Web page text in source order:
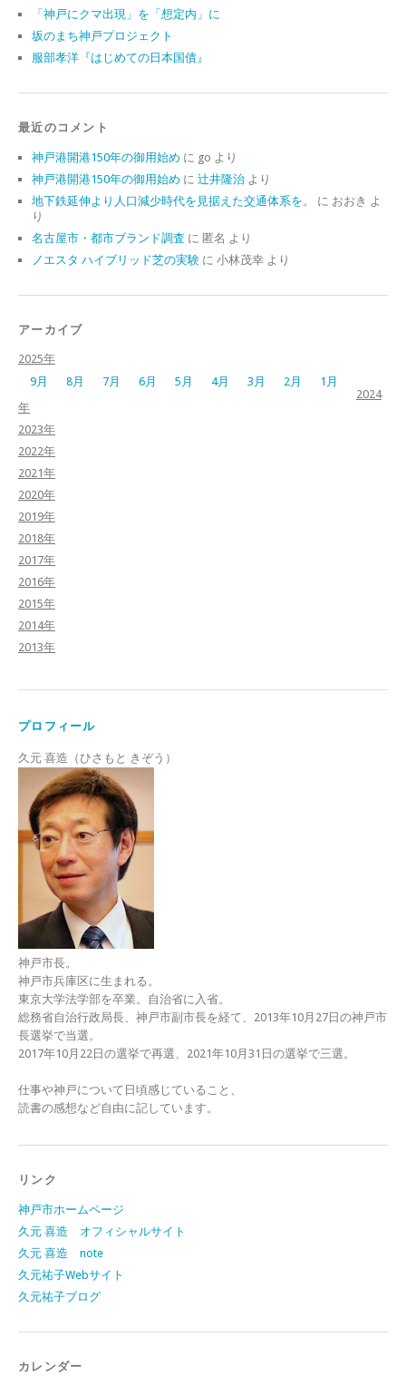
「神戸にクマ出現」を「想定内」に
坂のまち神戸プロジェクト
服部孝洋『はじめての日本国債』
最近のコメント
神戸港開港150年の御用始め に go より
神戸港開港150年の御用始め に 辻井隆治 より
地下鉄延伸より人口減少時代を見据えた交通体系を。
に おおき よ
り
名古屋市・都市ブランド調査 に 匿名 より
ノエスタ ハイブリッド芝の実験 に 小林茂幸 より
アーカイブ
2025年
9月
8月 7月 6月 5月 4月 3月 2月
1月
2024
年
2023年
2022年
2021年
2020年
2019年
2018年
2017年
2016年
2015年
2014年
2013年
プロフィール
久元 喜造（ひさもと きぞう）
神戸市長。
神戸市兵庫区に生まれる。
東京大学法学部を卒業。自治省に入省。
総務省自治行政局長、神戸市副市長を経て、2013年10月27日の神戸市
長選挙で当選。
2017年10月22日の選挙で再選、2021年10月31日の選挙で三選。
仕事や神戸について日頃感じていること、
読書の感想など自由に記しています。
リンク
神戸市ホームページ
久元 喜造 オフィシャルサイト
久元 喜造 note
久元祐子Webサイト
久元祐子ブログ
カレンダー